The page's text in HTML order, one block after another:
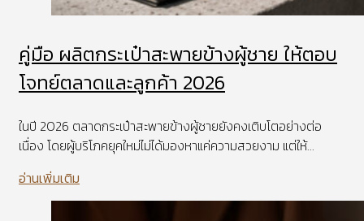
คู่มือ ผลิตกระเป๋าสะพายข้างผู้ชาย ให้ตอบ
โจทย์ตลาดและลูกค้า 2026
ในปี 2026 ตลาดกระเป๋าสะพายข้างผู้ชายยังคงเติบโตอย่างต่อ
เนื่อง โดยผู้บริโภคยุคใหม่ไม่ได้มองหาแค่ความสวยงาม แต่ให้...
อ่านเพิ่มเติม